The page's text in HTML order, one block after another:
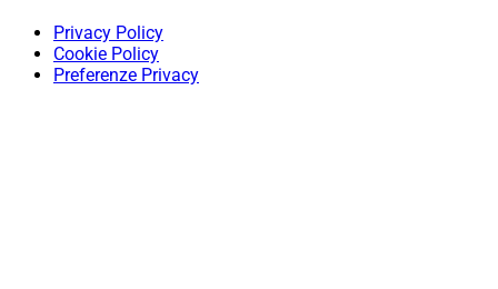
Privacy Policy
Cookie Policy
Preferenze Privacy